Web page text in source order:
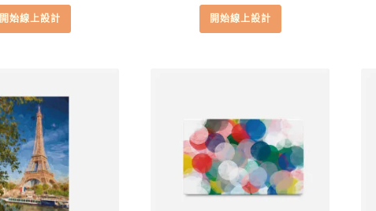
開始線上設計 開始線上設計